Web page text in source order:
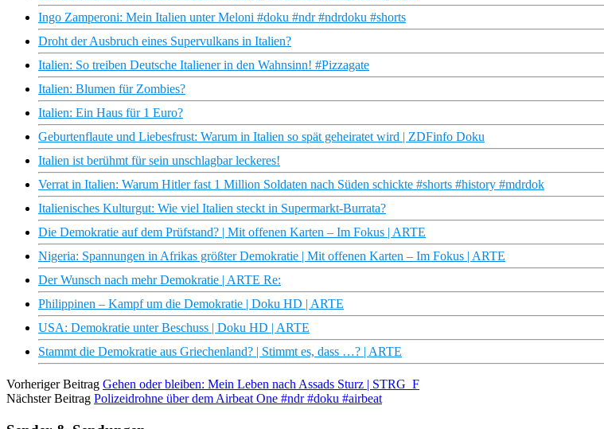
Ingo Zamperoni: Mein Italien unter Meloni #doku #ndr #ndrdoku #shorts
Droht der Ausbruch eines Supervulkans in Italien?
Italien: So treiben Deutsche Italiener in den Wahnsinn! #Pizzagate
Italien: Blumen für Zombies?
Italien: Ein Haus für 1 Euro?
Geburtenflaute und Liebesfrust: Warum in Italien so spät geheiratet wird | ZDFinfo Doku
Italien ist berühmt für sein unschlagbar leckeres!
Verrat in Italien: Warum Hitler fast 1 Million Soldaten nach Süden schickte #shorts #history #mdrdok
Italienisches Kulturgut: Wie viel Italien steckt in Supermarkt-Burrata?
Die Demokratie auf dem Prüfstand? | Mit offenen Karten – Im Fokus | ARTE
Nigeria: Spannungen in Afrikas größter Demokratie | Mit offenen Karten – Im Fokus | ARTE
Der Wunsch nach mehr Demokratie | ARTE Re:
Philippinen – Kampf um die Demokratie | Doku HD | ARTE
USA: Demokratie unter Beschuss | Doku HD | ARTE
Stammt die Demokratie aus Griechenland? | Stimmt es, dass …? | ARTE
Vorheriger Beitrag Gehen oder bleiben: Mein Leben nach Assads Sturz | STRG_F
Nächster Beitrag Polizeidrohne über dem Airbeat One #ndr #doku #airbeat